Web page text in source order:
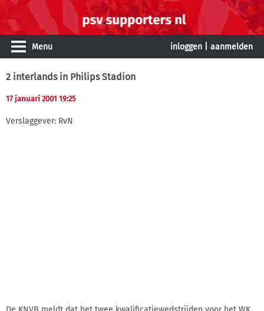
Menu inloggen aanmelden
2 interlands in Philips Stadion
17 januari 2001 19:25
Verslaggever: RvN